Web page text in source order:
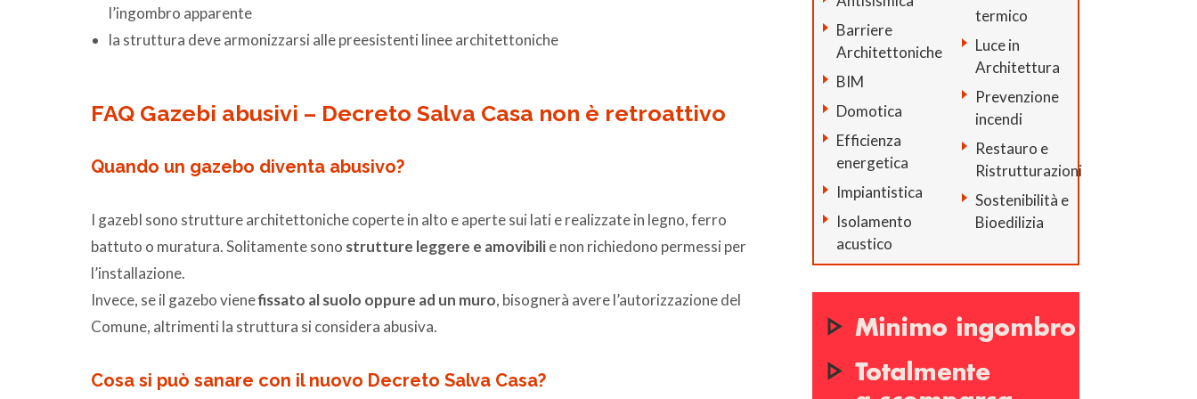
l’ingombro apparente
la struttura deve armonizzarsi alle preesistenti linee architettoniche
FAQ Gazebi abusivi – Decreto Salva Casa non è retroattivo
Quando un gazebo diventa abusivo?
I gazebI sono strutture architettoniche coperte in alto e aperte sui lati e realizzate in legno, ferro
battuto o muratura. Solitamente sono strutture leggere e amovibilie non richiedono permessi per
l’installazione.
Invece, se il gazebo vienefissato al suolo oppure ad un muro, bisognerà avere l’autorizzazione del
Comune, altrimenti la struttura si considera abusiva.
Cosa si può sanare con il nuovo Decreto Salva Casa?
Barriere
Architettoniche
BIM
Domotica
Efficienza
energetica
Impiantistica
Isolamento
acustico
termico
Luce in
Architettura
Prevenzione
incendi
Restauro e
Ristrutturazioni
Sostenibilità e
Bioedilizia